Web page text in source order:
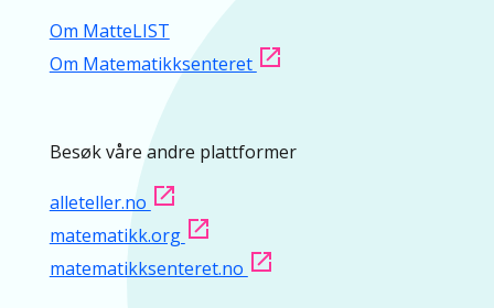
Om MatteLIST
Om Matematikksenteret
Besøk våre andre plattformer
alleteller.no
matematikk.org
matematikksenteret.no